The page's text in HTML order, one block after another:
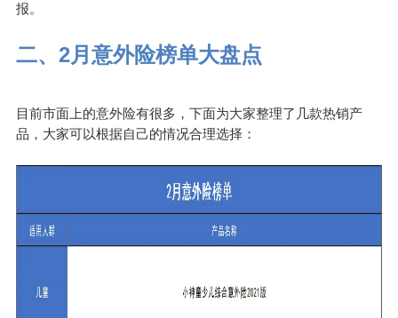
报。
二、2月意外险榜单大盘点
目前市面上的意外险有很多，下面为大家整理了几款热销产
品，大家可以根据自己的情况合理选择：